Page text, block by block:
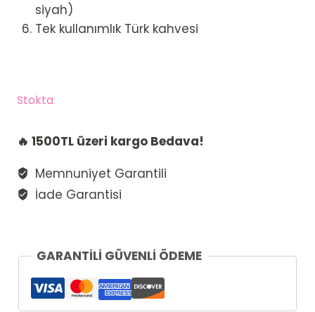
siyah)
Tek kullanımlık Türk kahvesi
Stokta
🔥 1500TL üzeri kargo Bedava!
Memnuniyet Garantili
İade Garantisi
GARANTİLİ GÜVENLİ ÖDEME